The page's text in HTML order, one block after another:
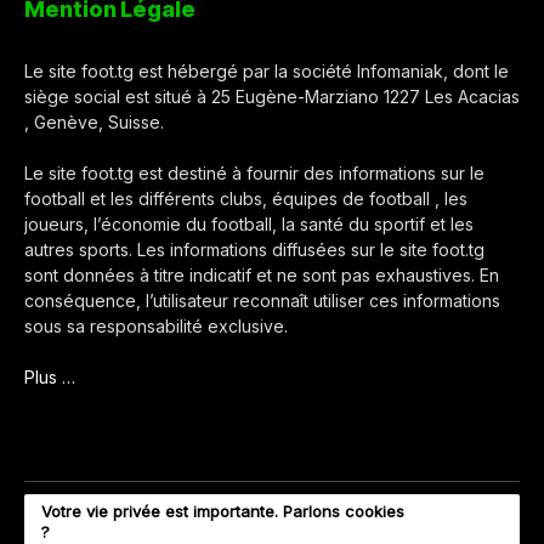
Mention Légale
Le site foot.tg est hébergé par la société Infomaniak, dont le
siège social est situé à 25 Eugène-Marziano 1227 Les Acacias
, Genève, Suisse.
Le site foot.tg est destiné à fournir des informations sur le
football et les différents clubs, équipes de football , les
joueurs, l’économie du football, la santé du sportif et les
autres sports. Les informations diffusées sur le site foot.tg
sont données à titre indicatif et ne sont pas exhaustives. En
conséquence, l’utilisateur reconnaît utiliser ces informations
sous sa responsabilité exclusive.
Plus …
Votre vie privée est importante. Parlons cookies
?